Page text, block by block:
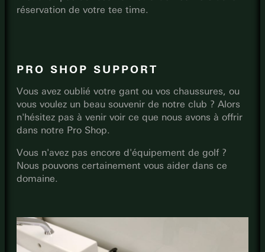
réservation de votre tee time.
PRO SHOP SUPPORT
Vous avez oublié votre gant ou vos chaussures, ou
vous voulez un beau souvenir de notre club ? Alors
n'hésitez pas à venir voir ce que nous avons à offrir
dans notre Pro Shop.
Vous n'avez pas encore d'équipement de golf ?
Nous pouvons certainement vous aider dans ce
domaine.